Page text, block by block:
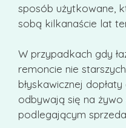
sposób użytkowane,
sobą kilkanaście lat
W przypadkach gdy
remoncie nie
błyskawicznej
odbywają się na żywo
podlegającym